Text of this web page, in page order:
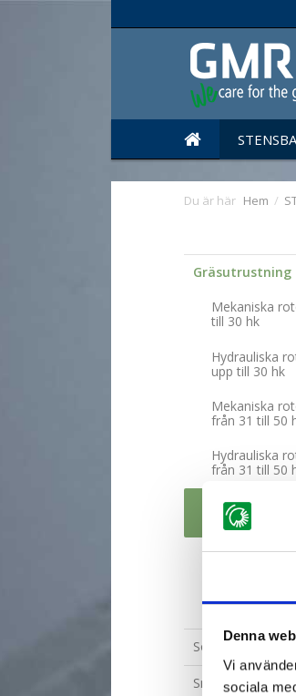
Denna
Vi
sociala
Du är här Hem /
Gräsutrustning
Mekaniska
till 30 hk
Hydrauliska
upp till 30 hk
Mekaniska
från 31 till 50
Hydrauliska
från 31 till 50
Mekaniska
från 51 hk
Hydrauliska
från 51 hk
Soputrustning
Snöblad